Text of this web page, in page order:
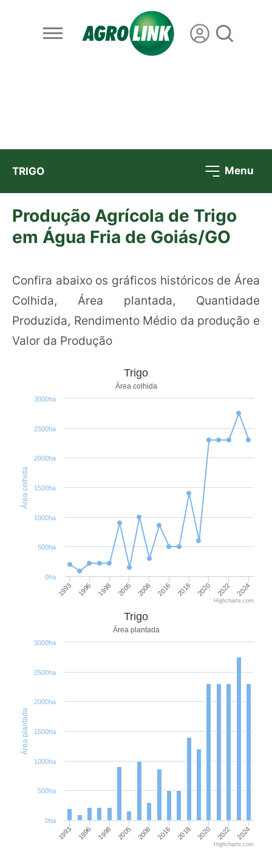
TRIGO Menu
Produção Agrícola de Trigo
em Água Fria de Goiás/GO
Confira abaixo os gráficos históricos de Área
Colhida, Área plantada, Quantidade
Produzida, Rendimento Médio da produção e
Valor da Produção
Área colhida
Trigo
Área colhida
1993 1996 1998 2005 2008 2016 2018 2020 2022 2024
0ha
500ha
1000ha
1500ha
2000ha
2500ha
3000ha
Highcharts.com
Área plantada
Trigo
Área plantada
1993 1996 1998 2005 2008 2016 2018 2020 2022 2024
0ha
500ha
1000ha
1500ha
2000ha
2500ha
3000ha
Highcharts.com